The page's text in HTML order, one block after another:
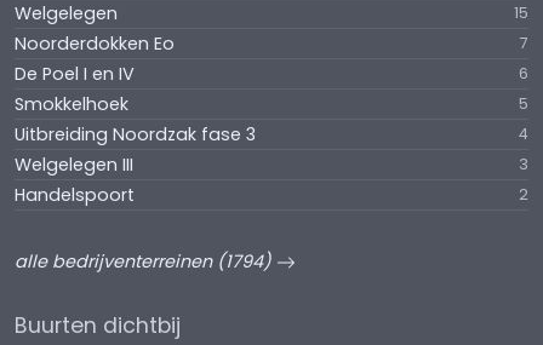
Welgelegen 15
Noorderdokken Eo 7
De Poel I en IV 6
Smokkelhoek 5
Uitbreiding Noordzak fase 3 4
Welgelegen III 3
Handelspoort 2
alle bedrijventerreinen (1794)
Buurten dichtbij